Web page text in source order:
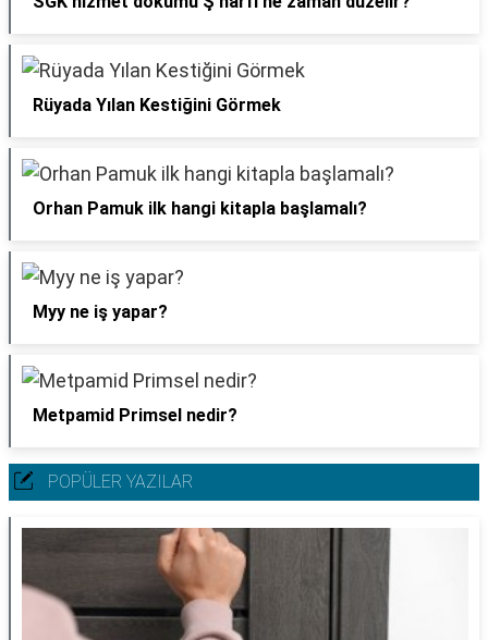
Rüyada Yılan Kestiğini Görmek
Orhan Pamuk ilk hangi kitapla başlamalı?
Myy ne iş yapar?
Metpamid Primsel nedir?
POPÜLER YAZILAR